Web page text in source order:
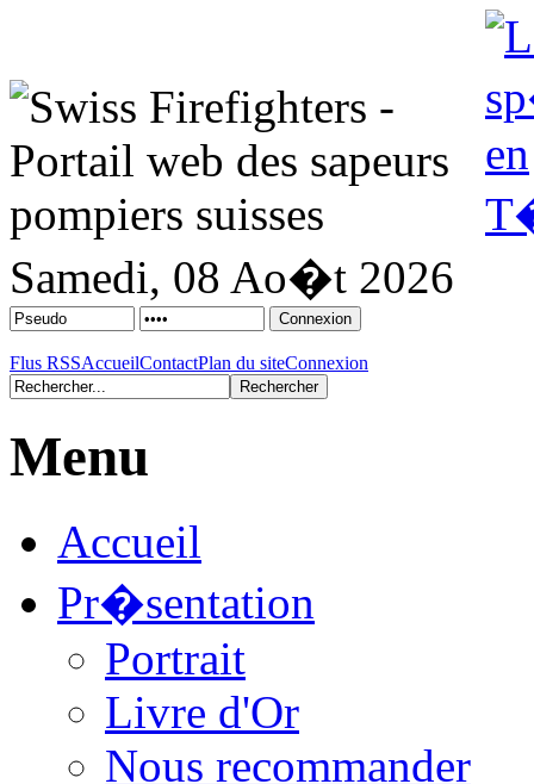
Samedi, 08 Ao�t 2026
Flus RSSAccueilContactPlan du siteConnexion
Menu
Accueil
Pr�sentation
Portrait
Livre d'Or
Nous recommander